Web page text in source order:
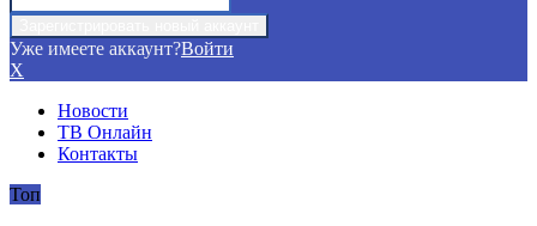
Уже имеете аккаунт?Войти
X
Новости
ТВ Онлайн
Контакты
Топ